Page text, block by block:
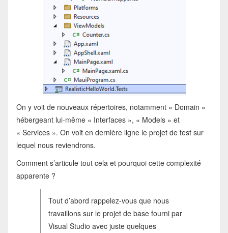
On y voit de nouveaux répertoires, notamment « Domain »
hébergeant lui-même « Interfaces », « Models » et
« Services ». On voit en dernière ligne le projet de test sur
lequel nous reviendrons.
Comment s’articule tout cela et pourquoi cette complexité
apparente ?
Tout d’abord rappelez-vous que nous
travaillons sur le projet de base fourni par
Visual Studio avec juste quelques